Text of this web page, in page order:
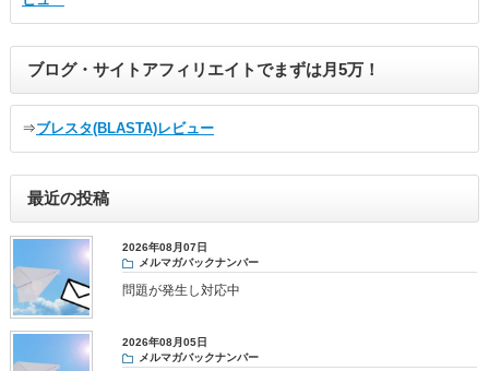
ブログ・サイトアフィリエイトでまずは月5万！
⇒ブレスタ(BLASTA)レビュー
最近の投稿
2026年08月07日
メルマガバックナンバー
問題が発生し対応中
2026年08月05日
メルマガバックナンバー